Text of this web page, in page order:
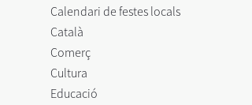
Calendari de festes locals
Català
Comerç
Cultura
Educació